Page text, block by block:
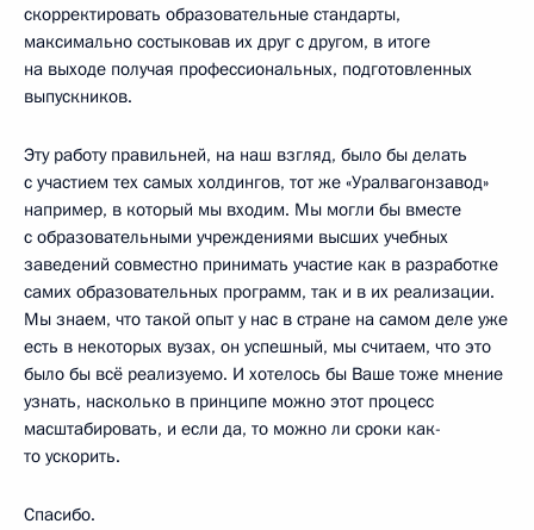
скорректировать образовательные стандарты,
максимально состыковав их друг с другом, в итоге
на выходе получая профессиональных, подготовленных
выпускников.
Эту работу правильней, на наш взгляд, было бы делать
с участием тех самых холдингов, тот же «Уралвагонзавод»
например, в который мы входим. Мы могли бы вместе
с образовательными учреждениями высших учебных
заведений совместно принимать участие как в разработке
самих образовательных программ, так и в их реализации.
Мы знаем, что такой опыт у нас в стране на самом деле уже
есть в некоторых вузах, он успешный, мы считаем, что это
было бы всё реализуемо. И хотелось бы Ваше тоже мнение
узнать, насколько в принципе можно этот процесс
масштабировать, и если да, то можно ли сроки как-
то ускорить.
Спасибо.